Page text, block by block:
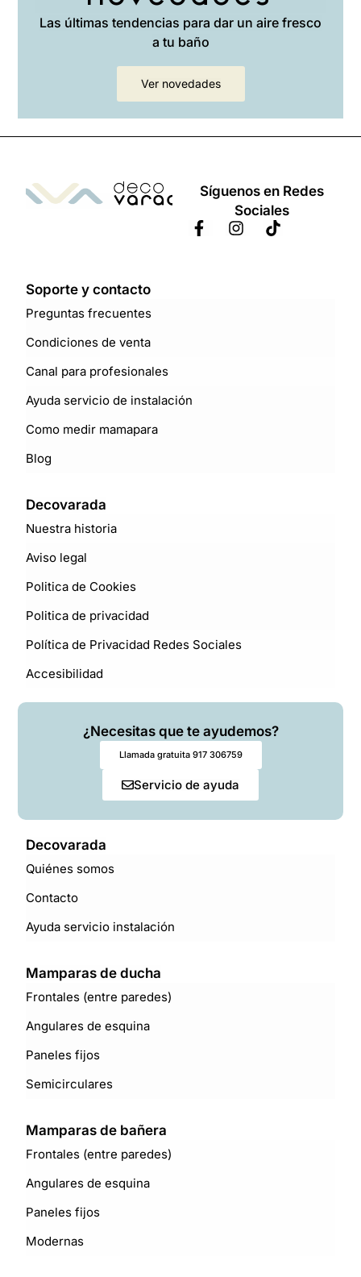
Las últimas tendencias para dar un aire fresco
a tu baño
Ver novedades
Síguenos en Redes
Sociales
Soporte y contacto
Preguntas frecuentes
Condiciones de venta
Canal para profesionales
Ayuda servicio de instalación
Como medir mamapara
Blog
Decovarada
Nuestra historia
Aviso legal
Politica de Cookies
Politica de privacidad
Política de Privacidad Redes Sociales
Accesibilidad
¿Necesitas que te ayudemos?
Llamada gratuita 917 306759
Servicio de ayuda
Decovarada
Quiénes somos
Contacto
Ayuda servicio instalación
Mamparas de ducha
Frontales (entre paredes)
Angulares de esquina
Paneles fijos
Semicirculares
Mamparas de bañera
Frontales (entre paredes)
Angulares de esquina
Paneles fijos
Modernas